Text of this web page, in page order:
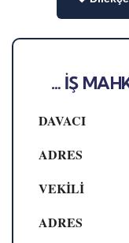
… İŞ